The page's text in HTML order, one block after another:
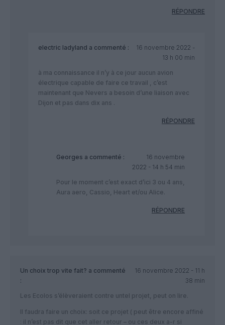
RÉPONDRE
electric ladyland a commenté :
16 novembre 2022 -
13 h 00 min
à ma connaissance il n’y à ce jour aucun avion
électrique capable de faire ce travail , c’est
maintenant que Nevers a besoin d’une liaison avec
Dijon et pas dans dix ans .
RÉPONDRE
Georges a commenté :
16 novembre
2022 - 14 h 54 min
Pour le moment c’est exact d’ici 3 ou 4 ans,
Aura aero, Cassio, Heart et/ou Alice.
RÉPONDRE
Un choix trop vite fait? a commenté
:
16 novembre 2022 - 11 h
38 min
Les Ecolos s’élèveraient contre untel projet, peut on lire.
Il faudra faire un choix: soit ce projet ( peut être encore affiné
: il n’est pas dit que cet aller retour – ou ces deux a-r si